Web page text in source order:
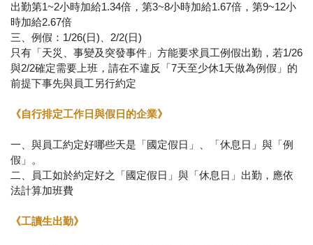
出勤第1~2小時加給1.34倍，第3~8小時加給1.67倍，第9~12小
時加給2.67倍
三、例假：1/26(日)、2/2(日)
只有「天災、事變及突發事件」方能要求員工例假出勤，若1/26
與2/2確定需要上班，請在不違反「7天至少休1天做為例假」的
前提下事先與員工另行約定
《自行排定工作日與假日的企業》
一、與員工約定好哪些天是「國定假日」、「休息日」與「例
假」。
二、員工如於約定好之「國定假日」與「休息日」出勤，應依
法計算加班費
《工讀生出勤》